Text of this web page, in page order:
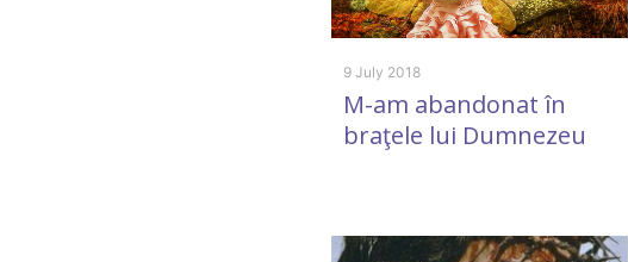
9 July 2018
M-am abandonat în
braţele lui Dumnezeu